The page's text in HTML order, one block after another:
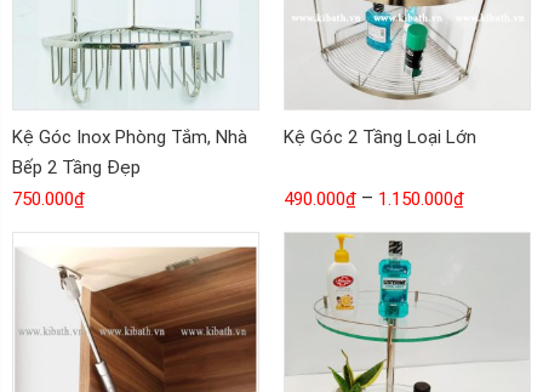
Kệ Góc Inox Phòng Tắm, Nhà
Bếp 2 Tầng Đẹp
750.000₫
Kệ Góc 2 Tầng Loại Lớn
490.000₫ – 1.150.000₫